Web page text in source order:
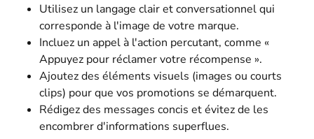
Utilisez un langage clair et conversationnel qui
corresponde à l'image de votre marque.
Incluez un appel à l'action percutant, comme «
Appuyez pour réclamer votre récompense ».
Ajoutez des éléments visuels (images ou courts
clips) pour que vos promotions se démarquent.
Rédigez des messages concis et évitez de les
encombrer d'informations superflues.